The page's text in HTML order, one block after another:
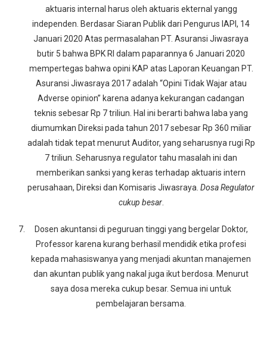
aktuaris internal harus oleh aktuaris ekternal yangg
independen. Berdasar Siaran Publik dari Pengurus IAPI, 14
Januari 2020 Atas permasalahan PT. Asuransi Jiwasraya
butir 5 bahwa BPK RI dalam paparannya 6 Januari 2020
mempertegas bahwa opini KAP atas Laporan Keuangan PT.
Asuransi Jiwasraya 2017 adalah “Opini Tidak Wajar atau
Adverse opinion” karena adanya kekurangan cadangan
teknis sebesar Rp 7 triliun. Hal ini berarti bahwa laba yang
diumumkan Direksi pada tahun 2017 sebesar Rp 360 miliar
adalah tidak tepat menurut Auditor, yang seharusnya rugi Rp
7 triliun. Seharusnya regulator tahu masalah ini dan
memberikan sanksi yang keras terhadap aktuaris intern
perusahaan, Direksi dan Komisaris Jiwasraya. Dosa Regulator
cukup besar.
Dosen akuntansi di peguruan tinggi yang bergelar Doktor,
Professor karena kurang berhasil mendidik etika profesi
kepada mahasiswanya yang menjadi akuntan manajemen
dan akuntan publik yang nakal juga ikut berdosa. Menurut
saya dosa mereka cukup besar. Semua ini untuk
pembelajaran bersama.